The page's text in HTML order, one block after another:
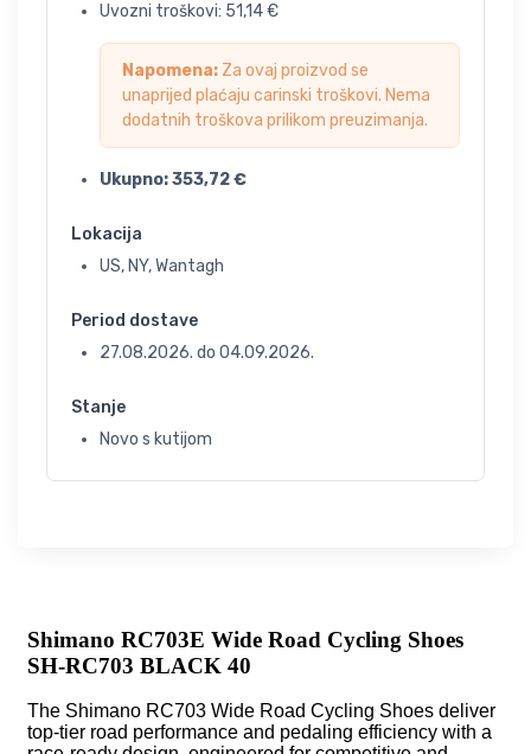
Uvozni troškovi: 51,14€
Napomena: Za ovaj proizvod se
unaprijed plaćaju carinski troškovi. Nema
dodatnih troškova prilikom preuzimanja.
Ukupno:353,72€
Lokacija
US, NY, Wantagh
Period dostave
27.08.2026. do 04.09.2026.
Stanje
Novo s kutijom